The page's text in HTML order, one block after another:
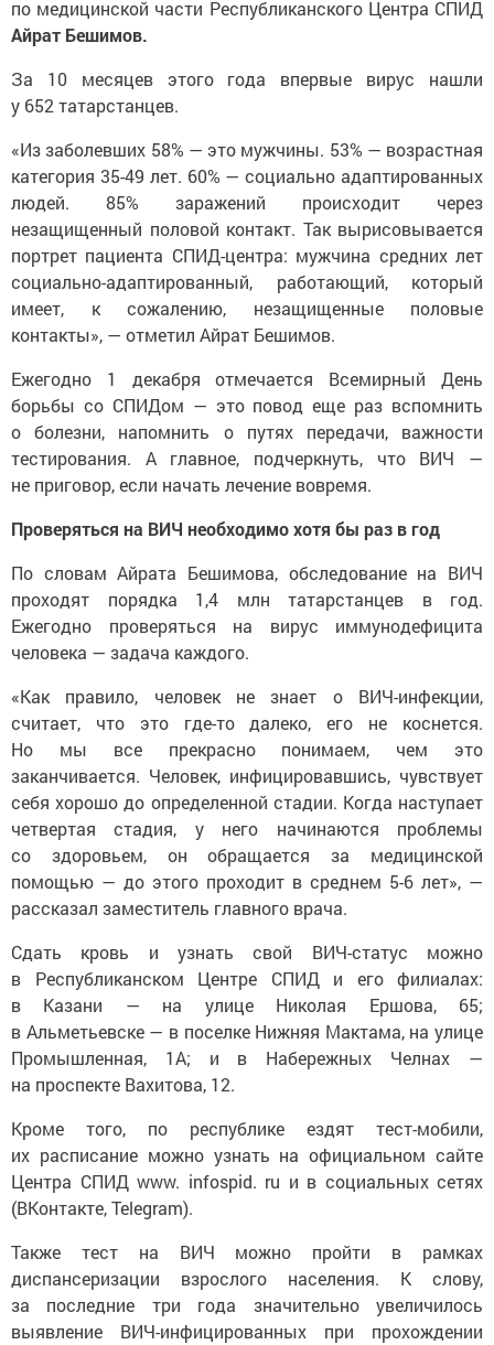
по медицинской части Республиканского Центра СПИД
Айрат Бешимов.
За 10 месяцев этого года впервые вирус нашли
у 652 татарстанцев.
«Из заболевших 58% — это мужчины. 53% — возрастная
категория 35-49 лет. 60% — социально адаптированных
людей. 85% заражений происходит через
незащищенный половой контакт. Так вырисовывается
портрет пациента СПИД-центра: мужчина средних лет
социально-адаптированный, работающий, который
имеет, к сожалению, незащищенные половые
контакты», — отметил Айрат Бешимов.
Ежегодно 1 декабря отмечается Всемирный День
борьбы со СПИДом — это повод еще раз вспомнить
о болезни, напомнить о путях передачи, важности
тестирования. А главное, подчеркнуть, что ВИЧ —
не приговор, если начать лечение вовремя.
Проверяться на ВИЧ необходимо хотя бы раз в год
По словам Айрата Бешимова, обследование на ВИЧ
проходят порядка 1,4 млн татарстанцев в год.
Ежегодно проверяться на вирус иммунодефицита
человека — задача каждого.
«Как правило, человек не знает о ВИЧ-инфекции,
считает, что это где-то далеко, его не коснется.
Но мы все прекрасно понимаем, чем это
заканчивается. Человек, инфицировавшись, чувствует
себя хорошо до определенной стадии. Когда наступает
четвертая стадия, у него начинаются проблемы
со здоровьем, он обращается за медицинской
помощью — до этого проходит в среднем 5-6 лет», —
рассказал заместитель главного врача.
Сдать кровь и узнать свой ВИЧ-статус можно
в Республиканском Центре СПИД и его филиалах:
в Казани — на улице Николая Ершова, 65;
в Альметьевске — в поселке Нижняя Мактама, на улице
Промышленная, 1А; и в Набережных Челнах —
на проспекте Вахитова, 12.
Кроме того, по республике ездят тест-мобили,
их расписание можно узнать на официальном сайте
Центра СПИД www. infospid. ru и в социальных сетях
(ВКонтакте, Telegram).
Также тест на ВИЧ можно пройти в рамках
диспансеризации взрослого населения. К слову,
за последние три года значительно увеличилось
выявление ВИЧ-инфицированных при прохождении